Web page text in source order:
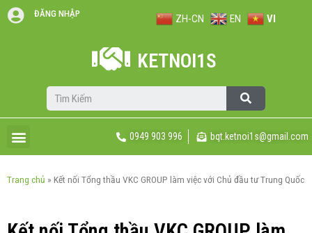
ĐĂNG NHẬP ZH-CN EN VI
KETNOI1S
0949 903 996 bqt.ketnoi1s@gmail.com
Trang chủ » Kết nối Tổng thầu VKC GROUP làm việc với Chủ đầu tư Trung Quốc